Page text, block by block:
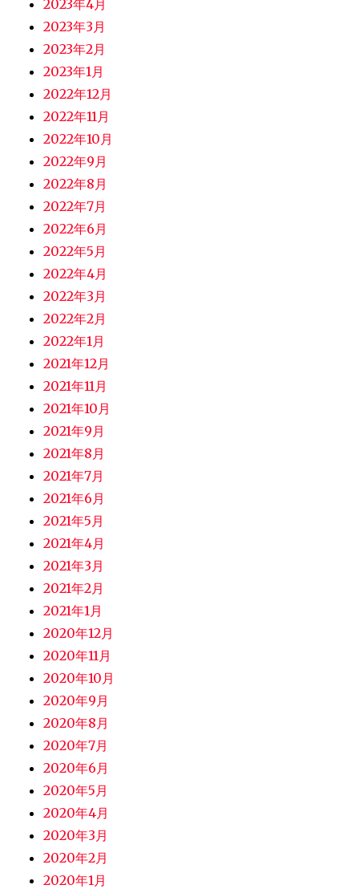
2023年4月
2023年3月
2023年2月
2023年1月
2022年12月
2022年11月
2022年10月
2022年9月
2022年8月
2022年7月
2022年6月
2022年5月
2022年4月
2022年3月
2022年2月
2022年1月
2021年12月
2021年11月
2021年10月
2021年9月
2021年8月
2021年7月
2021年6月
2021年5月
2021年4月
2021年3月
2021年2月
2021年1月
2020年12月
2020年11月
2020年10月
2020年9月
2020年8月
2020年7月
2020年6月
2020年5月
2020年4月
2020年3月
2020年2月
2020年1月